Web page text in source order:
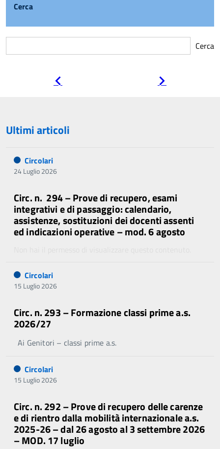
Cerca
Cerca
Ultimi articoli
Circolari
24 Luglio 2026
Circ. n. 294 – Prove di recupero, esami
integrativi e di passaggio: calendario,
assistenze, sostituzioni dei docenti assenti
ed indicazioni operative – mod. 6 agosto
Circolari
15 Luglio 2026
Circ. n. 293 – Formazione classi prime a.s.
2026/27
Ai Genitori – classi prime a.s.
Circolari
15 Luglio 2026
Circ. n. 292 – Prove di recupero delle carenze
e di rientro dalla mobilità internazionale a.s.
2025-26 – dal 26 agosto al 3 settembre 2026
– MOD. 17 luglio